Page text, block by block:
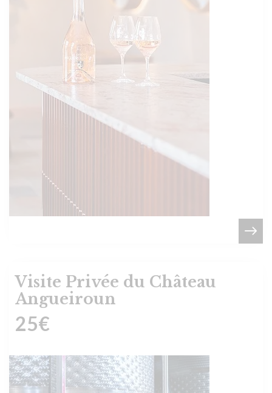
Visite Privée du Château
Angueiroun
25€